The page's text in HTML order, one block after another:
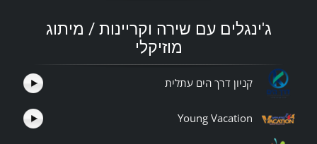
ג'ינגלים עם שירה וקריינות / מיתוג
מוזיקלי
קניון דרך הים עתלית
Young Vacation